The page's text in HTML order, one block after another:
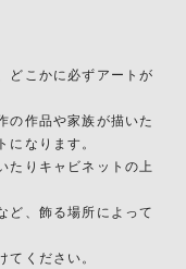
どこかに必ずアートが
の作品や家族が描いた
になります。
たりキャビネットの上
ど、飾る場所によって
てください。